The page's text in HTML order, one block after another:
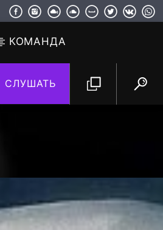
КОМАНДА
СЛУШАТЬ